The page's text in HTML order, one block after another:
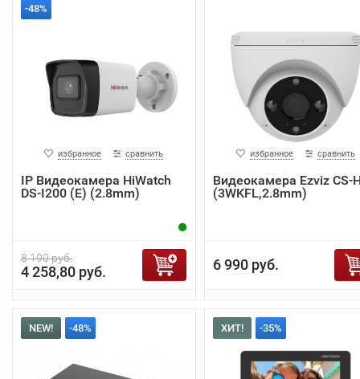
-48%
избранное сравнить
IP Видеокамера HiWatch
DS-I200 (E) (2.8mm)
8 190 руб.
4 258,80 руб.
избранное сравнить
Видеокамера Ezviz CS-
(3WKFL,2.8mm)
6 990 руб.
NEW! -48% ХИТ! -35%